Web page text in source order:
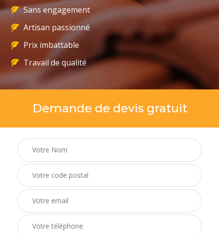
Sans engagement
Artisan passionné
Prix imbattable
Travail de qualité
Demande de devis gratuit